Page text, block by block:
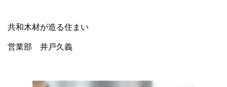
共和木材が造る住まい
営業部 井戸久義